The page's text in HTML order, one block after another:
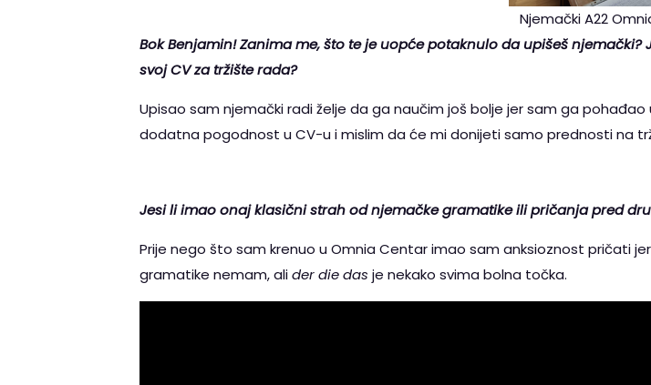
Njemački A22
Bok Benjamin! Zanima me, što te je uopće potaknulo da upišeš
svoj CV za tržište rada?
Upisao sam njemački radi želje da ga naučim još bolje jer sam ga pohađao
dodatna pogodnost u CV-u i mislim da će mi donijeti samo prednosti na
Jesi li imao onaj klasični strah od njemačke gramatike ili pričanja pred
Prije nego što sam krenuo u Omnia Centar imao sam anksioznost pričati
gramatike nemam, alider die das je nekako svima bolna točka.